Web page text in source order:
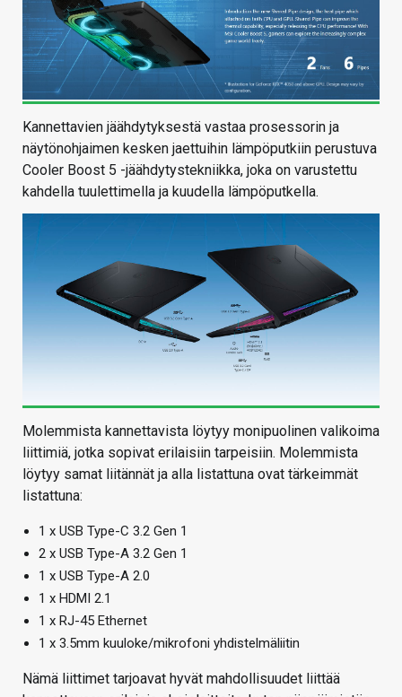
Kannettavien jäähdytyksestä vastaa prosessorin ja
näytönohjaimen kesken jaettuihin lämpöputkiin perustuva
Cooler Boost 5 -jäähdytystekniikka, joka on varustettu
kahdella tuulettimella ja kuudella lämpöputkella.
Molemmista kannettavista löytyy monipuolinen valikoima
liittimiä, jotka sopivat erilaisiin tarpeisiin. Molemmista
löytyy samat liitännät ja alla listattuna ovat tärkeimmät
listattuna:
1 x USB Type-C 3.2 Gen 1
2 x USB Type-A 3.2 Gen 1
1 x USB Type-A 2.0
1 x HDMI 2.1
1 x RJ-45 Ethernet
1 x 3.5mm kuuloke/mikrofoni yhdistelmäliitin
Nämä liittimet tarjoavat hyvät mahdollisuudet liittää